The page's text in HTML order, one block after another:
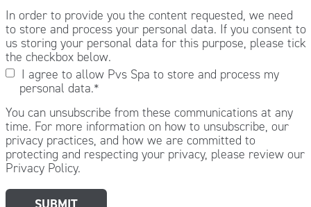
In order to provide you the content requested, we need
to store and process your personal data. If you consent to
us storing your personal data for this purpose, please tick
the checkbox below.
I agree to allow Pvs Spa to store and process my
personal data.*
You can unsubscribe from these communications at any
time. For more information on how to unsubscribe, our
privacy practices, and how we are committed to
protecting and respecting your privacy, please review our
Privacy Policy.